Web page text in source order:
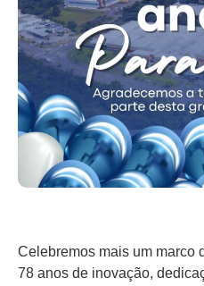
Celebremos mais um marco
78 anos de inovação,